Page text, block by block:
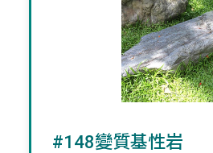
#148變質基性岩